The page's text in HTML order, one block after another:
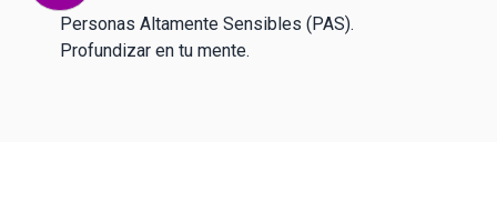
Personas Altamente Sensibles (PAS).
Profundizar en tu mente.